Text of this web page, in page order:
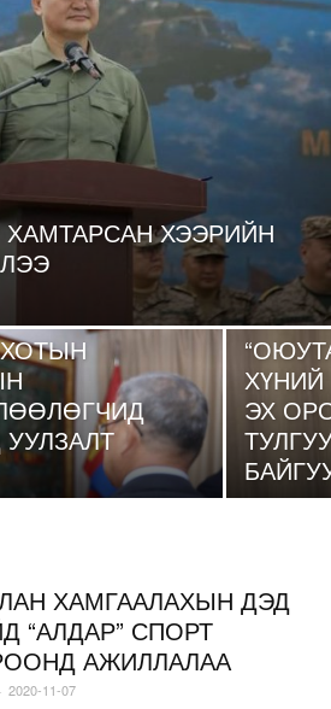
ХАМТАРСАН ХЭЭРИЙН
МЭДЭЭ
ЭХ
ХАМГААЛАХЫН ДЭД
“АЛДАР” СПОРТ
АЖИЛЛАЛАА
- 2020-11-07